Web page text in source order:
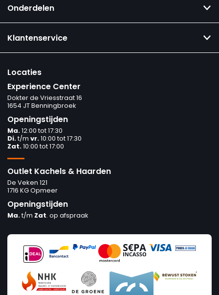
Onderdelen
Klantenservice
Locaties
Experience Center
Dokter de Vriesstraat 16
1654 JT Benningbroek
Openingstijden
Ma.12:00 tot 17:30
Di.t/m vr.10:00 tot 17:30
Zat.10:00 tot 17:00
Outlet Kachels & Haarden
De Veken 121
1716 KG Opmeer
Openingstijden
Ma.t/m Zat. op afspraak